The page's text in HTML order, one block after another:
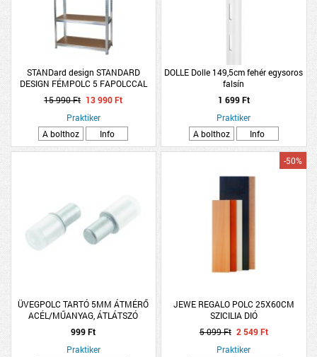
STANDard design STANDARD
DESIGN FÉMPOLC 5 FAPOLCCAL
HORGANYZOTT 180X90X30 CM
TEHERBÍRÁS:175 KG/POLC,
ÖSSZTEHERBÍRÁS: 875 KG
15 990 Ft 13 990 Ft
Praktiker
A bolthoz
Info
DOLLE Dolle 149,5cm fehér egysoros
falsín
1 699 Ft
Praktiker
A bolthoz
Info
ÜVEGPOLC TARTÓ 5MM ÁTMÉRŐ
ACÉL/MŰANYAG, ÁTLÁTSZÓ
999 Ft
Praktiker
JEWE REGALO POLC 25X60CM
SZICILIA DIÓ
-50%
5 099 Ft 2 549 Ft
Praktiker